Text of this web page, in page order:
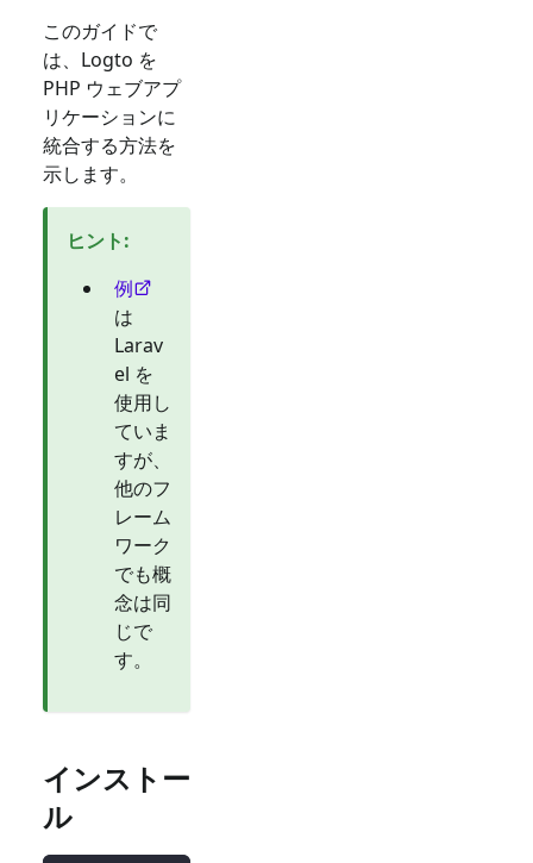
このガイドで
は、Logto を
PHP ウェブアプ
リケーションに
統合する方法を
示します。
ヒント:
例
は
Larav
el を
使用し
ていま
すが、
他のフ
レーム
ワーク
でも概
念は同
じで
す。
インストー
ル